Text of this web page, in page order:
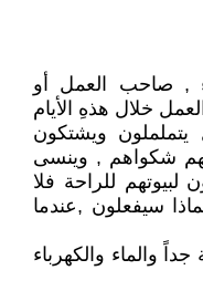
, صاحب العمل أو
خلال هذهِ الأيام
ويشتكون
شكواهم , وينسى
لبيوتهم للراحة فلا
سيفعلون ,عندما
والماء والكهرباء